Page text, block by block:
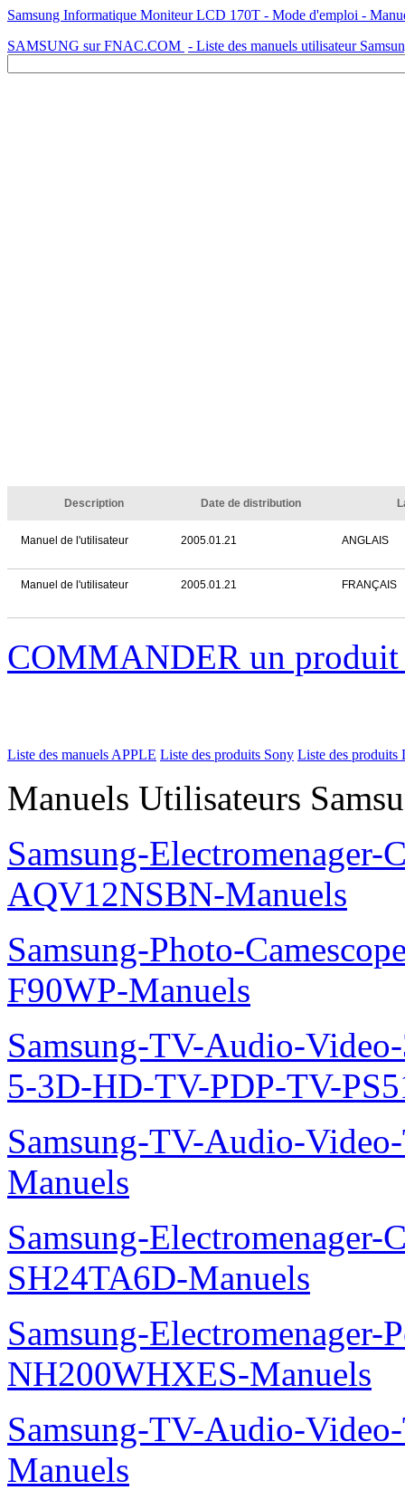
Samsung Informatique Moniteur LCD 170T - Mode d'emploi -
SAMSUNG sur FNAC.COM - Liste des manuels utilisateur
Description Date de distribution
Manuel de l'utilisateur 2005.01.21 ANGLAIS
Manuel de l'utilisateur 2005.01.21 FRANÇAIS
COMMANDER un
Liste des manuels APPLE Liste des produits Sony Liste des produits
Manuels Utilisateurs
Samsung-Electromenager-
AQV12NSBN-Manuels
Samsung-Photo-
F90WP-Manuels
Samsung-TV-Audio-
5-3D-HD-TV-PDP-TV-
Samsung-TV-Audio-
Manuels
Samsung-Electromenager-
SH24TA6D-Manuels
Samsung-
NH200WHXES-Manuels
Samsung-TV-Audio-
Manuels